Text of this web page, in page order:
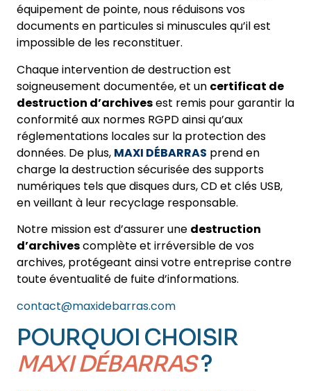
équipement de pointe, nous réduisons vos
documents en particules si minuscules qu’il est
impossible de les reconstituer.
Chaque intervention de destruction est
soigneusement documentée, et un certificat de
destruction d’archivesest remis pour garantir la
conformité aux normes RGPD ainsi qu’aux
réglementations locales sur la protection des
données. De plus, MAXI DÉBARRAS prend en
charge la destruction sécurisée des supports
numériques tels que disques durs, CD et clés USB,
en veillant à leur recyclage responsable.
Notre mission est d’assurer une destruction
d’archivescomplète et irréversible de vos
archives, protégeant ainsi votre entreprise contre
toute éventualité de fuite d’informations.
contact@maxidebarras.com
POURQUOI CHOISIR
MAXI DÉBARRAS?